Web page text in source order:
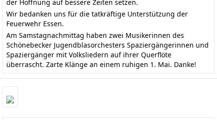
der Hoffnung auf bessere Zeiten setzen.
Wir bedanken uns für die tatkräftige Unterstützung der
Feuerwehr Essen.
Am Samstagnachmittag haben zwei Musikerinnen des
Schönebecker Jugendblasorchesters Spaziergängerinnen und
Spaziergänger mit Volksliedern auf ihrer Querflöte
überrascht. Zarte Klänge an einem ruhigen 1. Mai. Danke!